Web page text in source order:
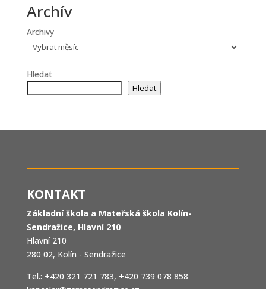
Archív
Archivy
Hledat
Hledat
KONTAKT
Základní škola a Mateřská škola Kolín-
Sendražice, Hlavní 210
Hlavní 210
280 02, Kolín - Sendražice
Tel.: +420 321 721 783, +420 739 078 858